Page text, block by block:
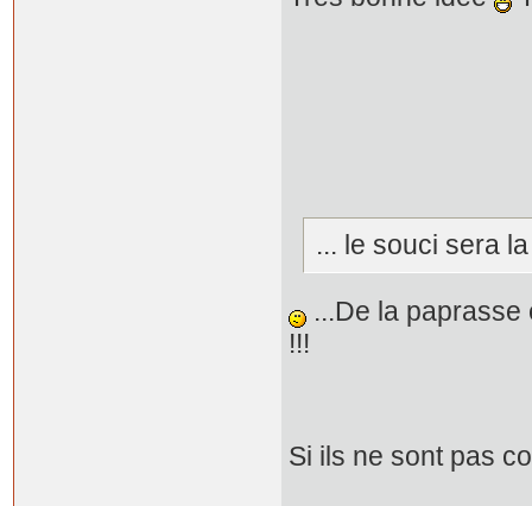
... le souci sera
...De la paprasse
!!!
Si ils ne sont pas